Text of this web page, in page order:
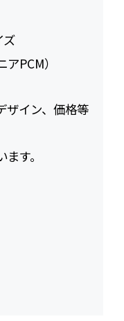
ズ
PCM）
ザイン、価格等
す。